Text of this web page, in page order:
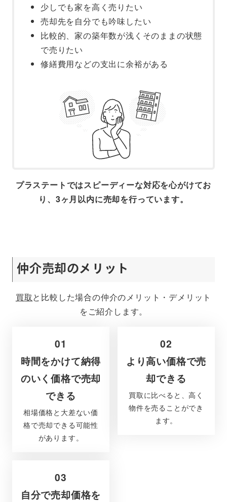
少しでも家を高く売りたい
売却先を自分でも吟味したい
比較的、家の築年数が浅くそのままの状態
で売りたい
修繕費用などの支出に余裕がある
プラステートではスピーディーな対応を心がけてお
り、3ヶ月以内に売却を行っています。
仲介売却のメリット
買取と比較した場合の仲介のメリット・デメリット
をご紹介します。
01
時間をかけて納得
のいく価格で売却
できる
相場価格と大差ない価
格で売却できる可能性
があります。
02
より高い価格で売
却できる
買取に比べると、高く
物件を売ることができ
ます。
03
自分で売却価格を